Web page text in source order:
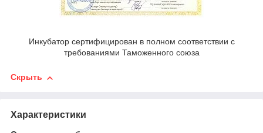
Инкубатор сертифицирован в полном соответствии с
требованиями Таможенного союза
Скрыть
Характеристики